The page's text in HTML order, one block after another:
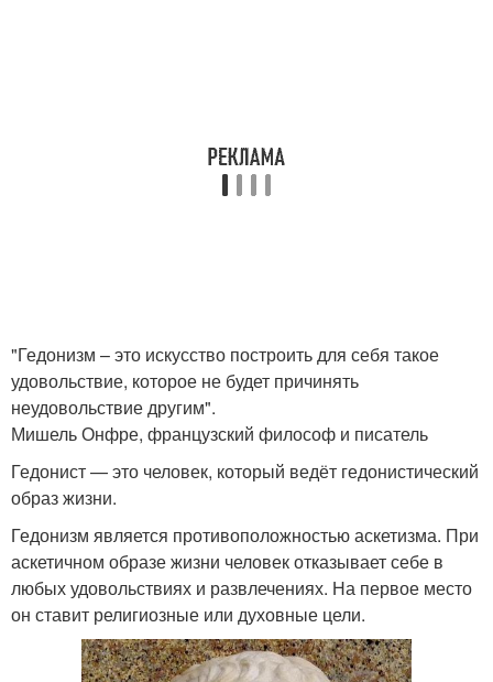
"Гедонизм – это искусство построить для себя такое
удовольствие, которое не будет причинять
неудовольствие другим".
Мишель Онфре, французский философ и писатель
Гедонист — это человек, который ведёт гедонистический
образ жизни.
Гедонизм является противоположностью аскетизма. При
аскетичном образе жизни человек отказывает себе в
любых удовольствиях и развлечениях. На первое место
он ставит религиозные или духовные цели.